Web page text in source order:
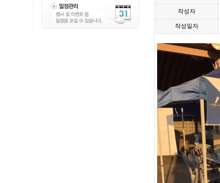
작성자
작성일자